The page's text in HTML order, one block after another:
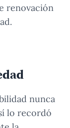
renovación
nunca
lo recordó